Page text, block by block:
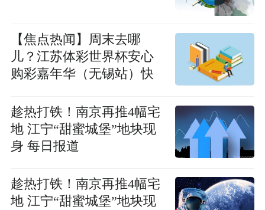
【焦点热闻】周末去哪
儿？江苏体彩世界杯安心
购彩嘉年华（无锡站）快
趁热打铁！南京再推4幅宅
地 江宁“甜蜜城堡”地块现
身 每日报道
趁热打铁！南京再推4幅宅
地 江宁“甜蜜城堡”地块现